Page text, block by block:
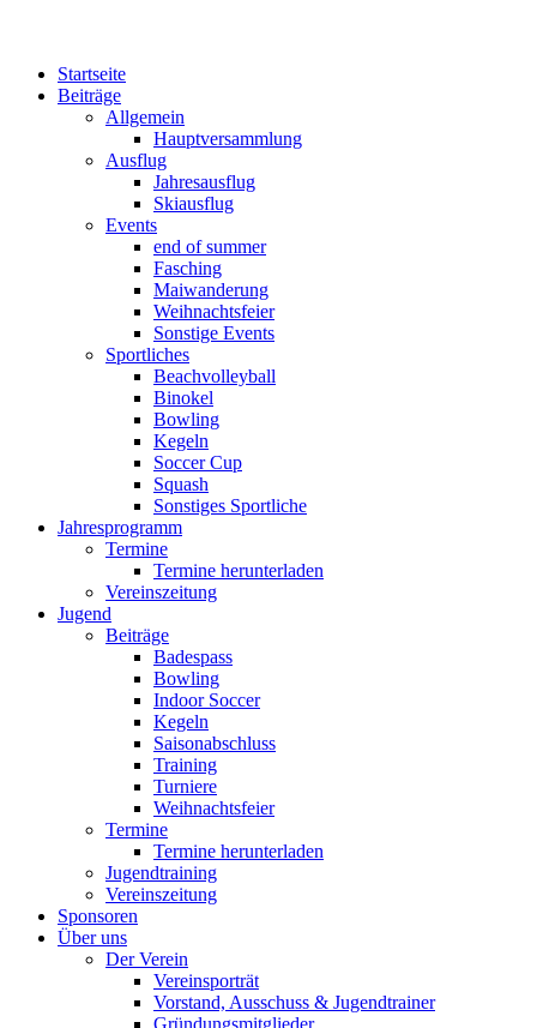
Startseite
Beiträge
Allgemein
Hauptversammlung
Ausflug
Jahresausflug
Skiausflug
Events
end of summer
Fasching
Maiwanderung
Weihnachtsfeier
Sonstige Events
Sportliches
Beachvolleyball
Binokel
Bowling
Kegeln
Soccer Cup
Squash
Sonstiges Sportliche
Jahresprogramm
Termine
Termine herunterladen
Vereinszeitung
Jugend
Beiträge
Badespass
Bowling
Indoor Soccer
Kegeln
Saisonabschluss
Training
Turniere
Weihnachtsfeier
Termine
Termine herunterladen
Jugendtraining
Vereinszeitung
Sponsoren
Über uns
Der Verein
Vereinsporträt
Vorstand, Ausschuss & Jugendtrainer
Gründungsmitglieder